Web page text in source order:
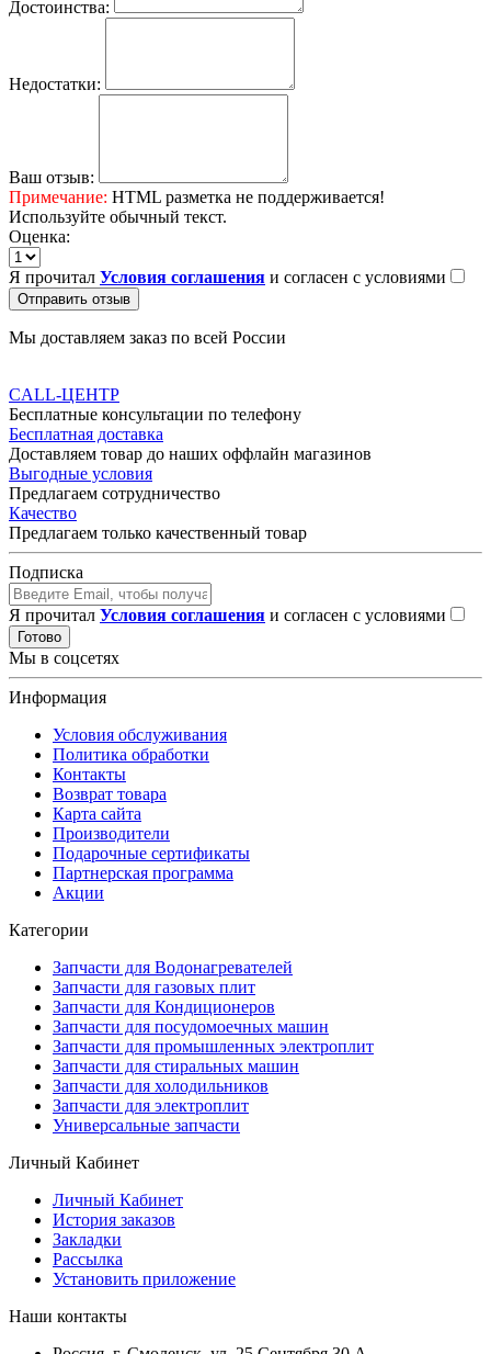
Достоинства:
Недостатки:
Ваш отзыв:
Примечание: HTML разметка не поддерживается!
Используйте обычный текст.
Оценка:
Я прочитал Условия соглашения и согласен с условиями
Отправить отзыв
Мы доставляем заказ по всей России
CALL-ЦЕНТР
Бесплатные консультации по телефону
Бесплатная доставка
Доставляем товар до наших оффлайн магазинов
Выгодные условия
Предлагаем сотрудничество
Качество
Предлагаем только качественный товар
Подписка
Я прочитал Условия соглашения и согласен с условиями
Готово
Мы в соцсетях
Информация
Условия обслуживания
Политика обработки
Контакты
Возврат товара
Карта сайта
Производители
Подарочные сертификаты
Партнерская программа
Акции
Категории
Запчасти для Водонагревателей
Запчасти для газовых плит
Запчасти для Кондиционеров
Запчасти для посудомоечных машин
Запчасти для промышленных электроплит
Запчасти для стиральных машин
Запчасти для холодильников
Запчасти для электроплит
Универсальные запчасти
Личный Кабинет
Личный Кабинет
История заказов
Закладки
Рассылка
Установить приложение
Наши контакты